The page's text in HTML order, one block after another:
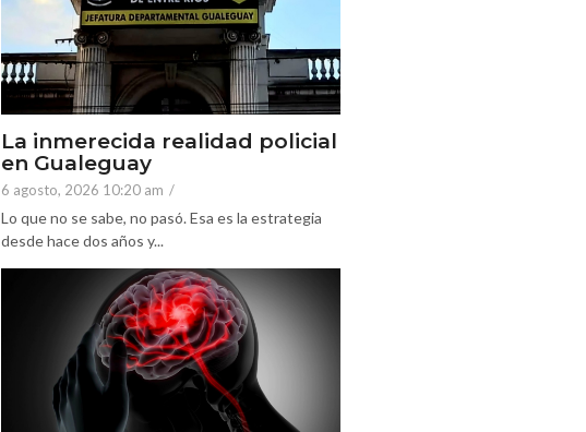
La inmerecida realidad policial
en Gualeguay
6 agosto, 2026 10:20 am /
Lo que no se sabe, no pasó. Esa es la estrategia
desde hace dos años y...